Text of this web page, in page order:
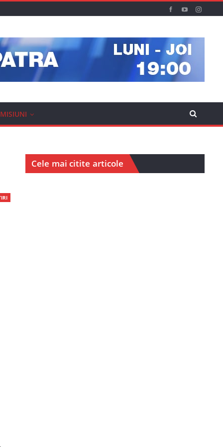
Cele mai citite articole